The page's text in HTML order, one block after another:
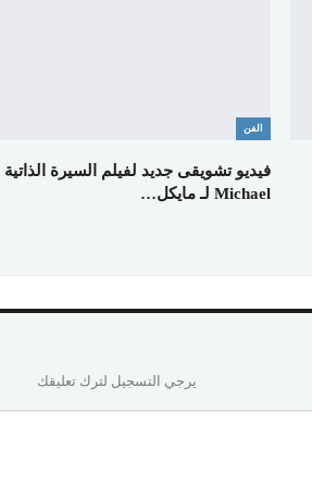
الفن
فيديو تشويقى جديد لفيلم السيرة الذاتية
Michael لـ مايكل…
يرجي التسجيل لترك تعليقك